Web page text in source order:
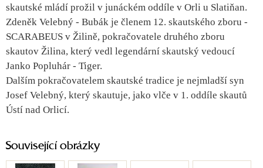
skautské mládí prožil v junáckém oddíle v Orli u Slatiňan.
Zdeněk Velebný - Bubák je členem 12. skautského zboru -
SCARABEUS v Žilině, pokračovatele druhého zboru
skautov Žilina, který vedl legendární skautský vedoucí
Janko Popluhár - Tiger.
Dalším pokračovatelem skautské tradice je nejmladší syn
Josef Velebný, který skautuje, jako vlče v 1. oddíle skautů
Ústí nad Orlicí.
Související obrázky